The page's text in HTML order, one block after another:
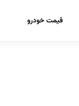
قیمت خودرو